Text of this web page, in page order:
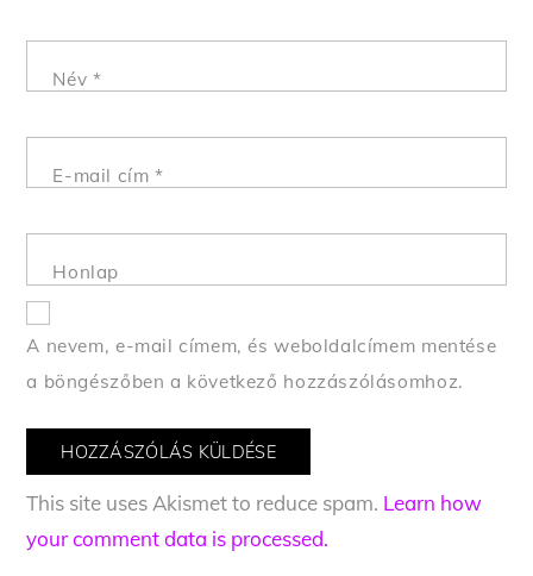
Név *
E-mail cím*
Honlap
A nevem, e-mail címem, és weboldalcímem mentése
a böngészőben a következő hozzászólásomhoz.
This site uses Akismet to reduce spam. Learn how
your comment data is processed.